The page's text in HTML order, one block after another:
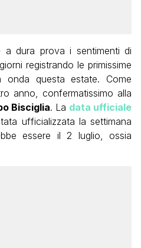
dura prova i sentimenti di
registrando le primissime
onda questa estate. Come
anno, confermatissimo alla
Bisciglia. La data ufficiale
ufficializzata la settimana
essere il 2 luglio, ossia